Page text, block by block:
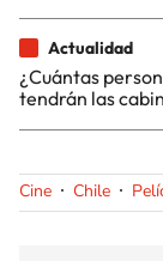
Actualidad
¿Cuántas
tendrán las
Cine Chile